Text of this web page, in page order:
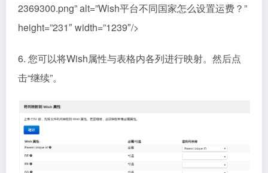
2369300.png” alt=”Wish平台不同国家怎么设置运费？”
height=”231″ width=”1239″/>
6. 您可以将Wish属性与表格内各列进行映射。然后点
击“继续”。